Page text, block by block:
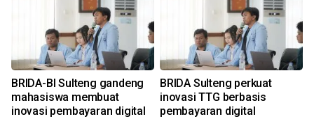
BRIDA-BI Sulteng gandeng
mahasiswa membuat
inovasi pembayaran digital
BRIDA Sulteng perkuat
inovasi TTG berbasis
pembayaran digital